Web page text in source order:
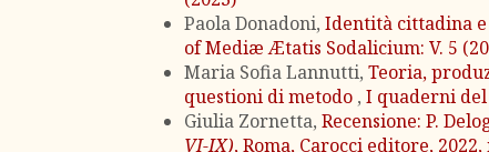
Paola Donadoni,Identità cittadina
of Mediæ Ætatis Sodalicium: V. 5
Maria Sofia Lannutti,Teoria,
questioni di metodo ,I quaderni
Giulia Zornetta,Recensione: P.
VI-IX), Roma, Carocci editore,